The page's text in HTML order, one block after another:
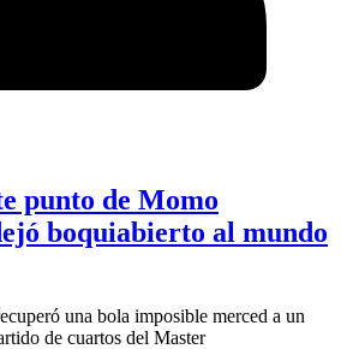
punto de Momo
boquiabierto al mundo
una bola imposible merced a un
de cuartos del Master